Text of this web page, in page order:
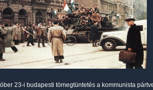
23-i budapesti tömegtüntetés a kommunista